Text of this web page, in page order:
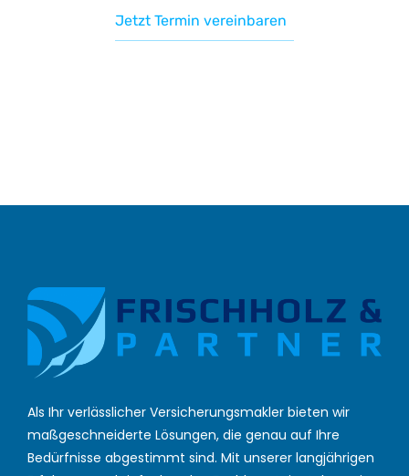
Jetzt Termin vereinbaren
Als Ihr verlässlicher Versicherungsmakler bieten wir
maßgeschneiderte Lösungen, die genau auf Ihre
Bedürfnisse abgestimmt sind. Mit unserer langjährigen